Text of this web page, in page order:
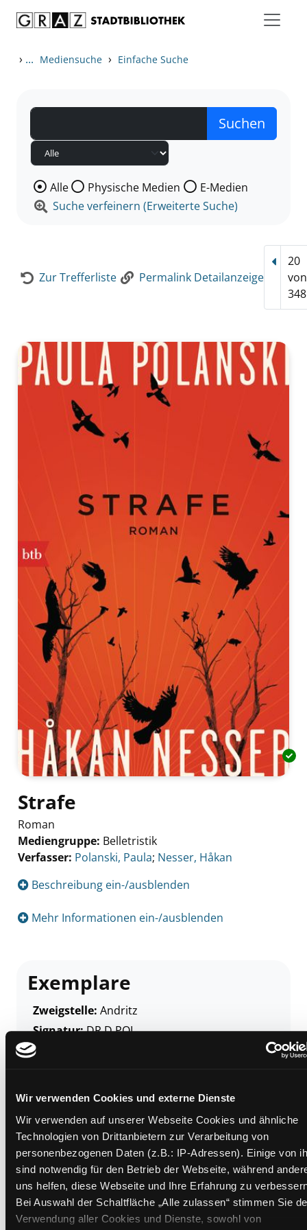
Wir verwenden Cookies und externe Dienste
Wir verwenden auf unserer Webseite Cookies und ähnliche
Technologien von Drittanbietern zur Verarbeitung von
personenbezogenen Daten (z.B.: IP-Adressen). Einige von
sind notwendig für den Betrieb der Webseite, während
uns helfen, diese Webseite und Ihre Erfahrung zu
Bei Auswahl der Schaltfläche „Alle zulassen“ stimmen Sie
Verwendung aller Cookies und Dienste, sowohl von
› ... Mediensuche › Einfache Suche
Wählen Sie die Medienart nach der Sie suchen wollen.
Alle Physische Medien
E-Medien
Suche verfeinern (Erweiterte Suche)
Zur Trefferliste Permalink Detailanzeige
20
von
348
Strafe
Roman
Mediengruppe: Belletristik
Verfasser: Suche nach diesem Verfasser
Polanski, Paula; Nesser, Håkan
Beschreibung ein-/ausblenden
Mehr Informationen ein-/ausblenden
Exemplare
Zweigstelle: Andritz
Signatur:DR.D POL
Standort 2:
Frist:
Barcode:1509SB00432
Standort 3: